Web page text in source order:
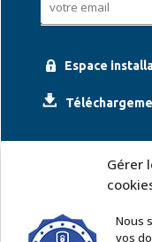
Gérer
Nous
vos
Espace